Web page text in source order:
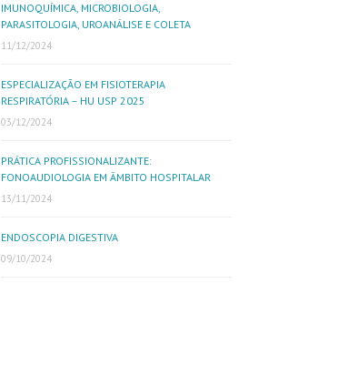
IMUNOQUÍMICA, MICROBIOLOGIA,
PARASITOLOGIA, UROANÁLISE E COLETA
11/12/2024
ESPECIALIZAÇÃO EM FISIOTERAPIA
RESPIRATÓRIA – HU USP 2025
03/12/2024
PRÁTICA PROFISSIONALIZANTE:
FONOAUDIOLOGIA EM ÂMBITO HOSPITALAR
13/11/2024
ENDOSCOPIA DIGESTIVA
09/10/2024